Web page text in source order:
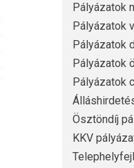
Pályázatok
Pályázatok
Pályázatok
Pályázatok
Pályázatok
Ösztöndíj
KKV